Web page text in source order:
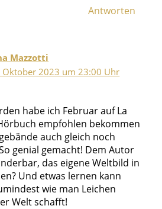
Antworten
Mazzotti
Oktober 2023 um 23:00 Uhr
habe ich Februar auf La
empfohlen bekommen
auch gleich noch
genial gemacht! Dem Autor
das eigene Weltbild in
Und etwas lernen kann
wie man Leichen
Welt schafft!